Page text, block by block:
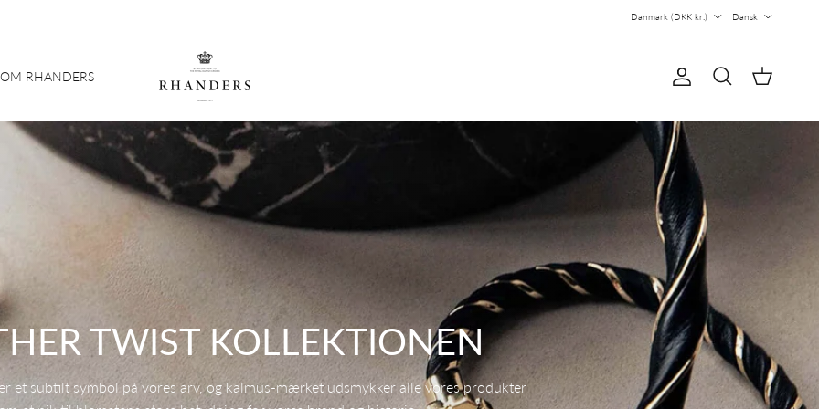
Danmark (DKK kr.)
Dansk
OM RHANDERS KontoSøg Kurv
TWIST KOLLEKTIONEN
et subtilt symbol på vores arv, og kalmus-mærket udsmykker alle vores produkter